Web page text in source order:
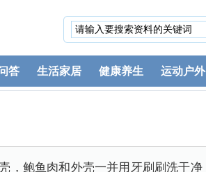
答 生活家居 健康养生 运动户外
，鲍鱼肉和外壳一并用牙刷刷洗干净